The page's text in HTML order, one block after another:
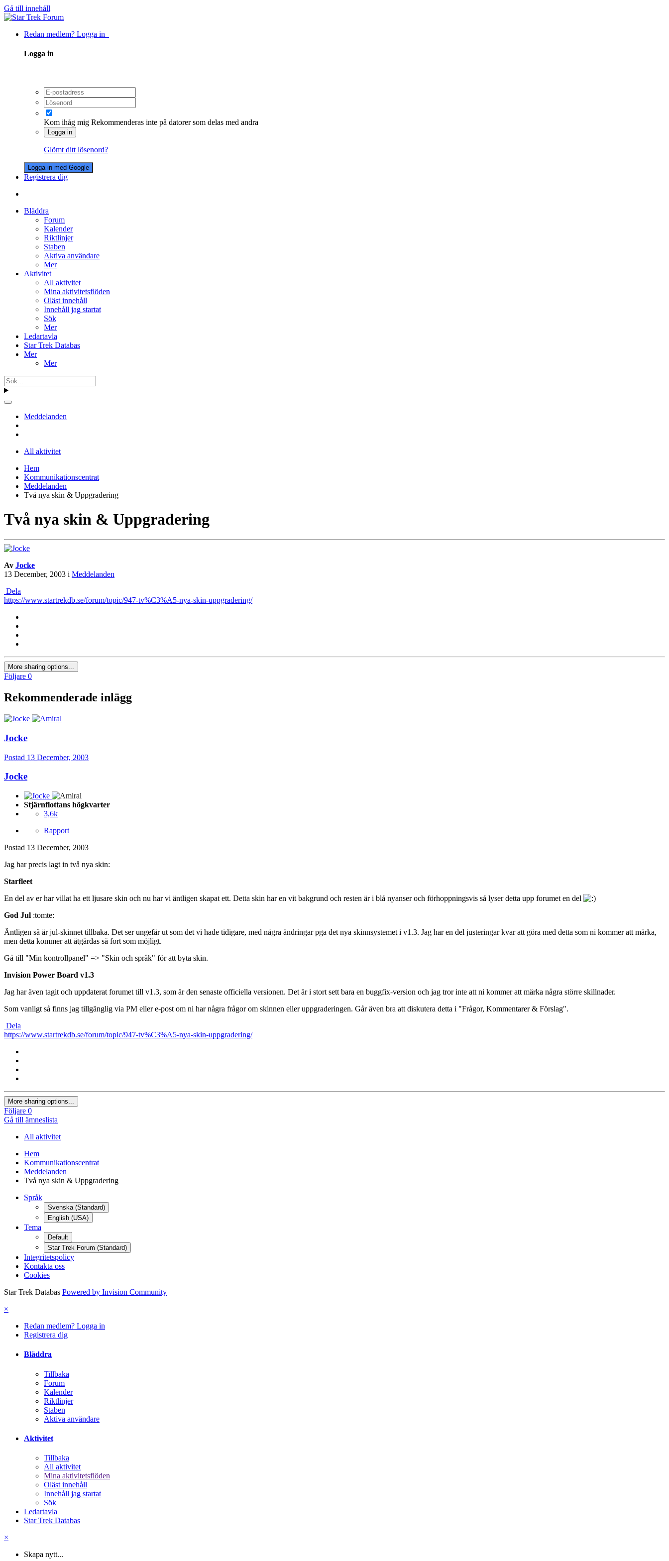
Gå till innehåll
Redan medlem? Logga in
Logga in
Kom ihåg mig Rekommenderas inte på datorer som delas med andra
Logga in
Glömt ditt lösenord?
Logga in med Google
Registrera dig
Bläddra
Forum
Kalender
Riktlinjer
Staben
Aktiva användare
Mer
Aktivitet
All aktivitet
Mina aktivitetsflöden
Oläst innehåll
Innehåll jag startat
Sök
Mer
Ledartavla
Star Trek Databas
Mer
Mer
Meddelanden
All aktivitet
Hem
Kommunikationscentrat
Meddelanden
Två nya skin & Uppgradering
Två nya skin & Uppgradering
Av Jocke
13 December, 2003 i Meddelanden
Dela
https://www.startrekdb.se/forum/topic/947-tv%C3%A5-nya-skin-uppgradering/
More sharing options...
Följare 0
Rekommenderade inlägg
Jocke
Postad 13 December, 2003
Jocke
Stjärnflottans högkvarter
3,6k
Rapport
Postad 13 December, 2003
Jag har precis lagt in två nya skin:
Starfleet
En del av er har villat ha ett ljusare skin och nu har vi äntligen skapat ett. Detta skin har en vit bakgrund och resten är i blå nyanser och förhoppningsvis så lyser detta upp forumet en del
God Jul :tomte:
Äntligen så är jul-skinnet tillbaka. Det ser ungefär ut som det vi hade tidigare, med några ändringar pga det nya skinnsystemet i v1.3. Jag har en del justeringar kvar att göra med detta som ni kommer att märka,
men detta kommer att åtgärdas så fort som möjligt.
Gå till "Min kontrollpanel" => "Skin och språk" för att byta skin.
Invision Power Board v1.3
Jag har även tagit och uppdaterat forumet till v1.3, som är den senaste officiella versionen. Det är i stort sett bara en buggfix-version och jag tror inte att ni kommer att märka några större skillnader.
Som vanligt så finns jag tillgänglig via PM eller e-post om ni har några frågor om skinnen eller uppgraderingen. Går även bra att diskutera detta i "Frågor, Kommentarer & Förslag".
Dela
https://www.startrekdb.se/forum/topic/947-tv%C3%A5-nya-skin-uppgradering/
More sharing options...
Följare 0
Gå till ämneslista
All aktivitet
Hem
Kommunikationscentrat
Meddelanden
Två nya skin & Uppgradering
Språk
Svenska (Standard)
English (USA)
Tema
Default
Star Trek Forum (Standard)
Integritetspolicy
Kontakta oss
Cookies
Star Trek Databas Powered by Invision Community
×
Redan medlem? Logga in
Registrera dig
Bläddra
Tillbaka
Forum
Kalender
Riktlinjer
Staben
Aktiva användare
Aktivitet
Tillbaka
All aktivitet
Mina aktivitetsflöden
Oläst innehåll
Innehåll jag startat
Sök
Ledartavla
Star Trek Databas
×
Skapa nytt...